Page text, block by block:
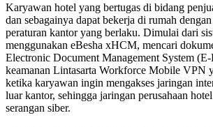
Karyawan hotel yang bertugas di bidang
dan sebagainya dapat bekerja di rumah
peraturan kantor yang berlaku. Dimulai dari
menggunakan eBesha xHCM, mencari
Electronic Document Management System
keamanan Lintasarta Workforce Mobile VPN
ketika karyawan ingin mengakses jaringan
luar kantor, sehingga jaringan perusahaan
serangan siber.